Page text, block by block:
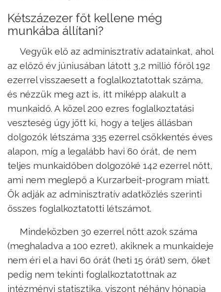
Kétszázezer főt kellene még
munkába állítani?
Vegyük elő az adminisztratív adatainkat, ahol
az előző év júniusában látott 3,2 millió főről 192
ezerrel visszaesett a foglalkoztatottak száma,
és nézzük meg azt is, itt miképp alakult a
munkaidő. A közel 200 ezres foglalkoztatási
veszteség úgy jött ki, hogy a teljes állásban
dolgozók létszáma 335 ezerrel csökkentés éves
alapon, míg a legalább havi 60 órát, de nem
teljes munkaidőben dolgozóké 142 ezerrel nőtt,
ami nem meglepő a Kurzarbeit-program miatt.
Ők adják az adminisztratív adatközlés szerinti
összes foglalkoztatotti létszámot.
Mindeközben 30 ezerrel nőtt azok száma
(meghaladva a 100 ezret), akiknek a munkaideje
nem éri el a havi 60 órát (heti 15 órát) sem, őket
pedig nem tekinti foglalkoztatottnak az
intézményi statisztika, viszont néhány hónapja